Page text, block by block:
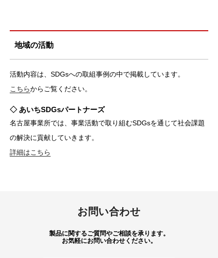
地域の活動
活動内容は、SDGsへの取組事例の中で掲載しています。
こちらからご覧ください。
◇ あいちSDGsパートナーズ
名古屋事業所では、事業活動で取り組むSDGsを通じて社会課題
の解決に貢献していきます。
詳細はこちら
お問い合わせ
製品に関するご質問やご相談を承ります。
お気軽にお問い合わせください。